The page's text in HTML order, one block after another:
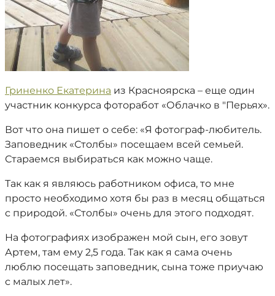
Гриненко Екатерина из Красноярска – еще один
участник конкурса фоторабот «Облачко в "Перьях».
Вот что она пишет о себе: «Я фотограф-любитель.
Заповедник «Столбы» посещаем всей семьей.
Стараемся выбираться как можно чаще.
Так как я являюсь работником офиса, то мне
просто необходимо хотя бы раз в месяц общаться
с природой. «Столбы» очень для этого подходят.
На фотографиях изображен мой сын, его зовут
Артем, там ему 2,5 года. Так как я сама очень
люблю посещать заповедник, сына тоже приучаю
с малых лет».